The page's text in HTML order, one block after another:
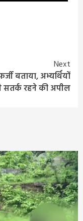
Next
बताया, अभ्यर्थियों
सतर्क रहने की अपील